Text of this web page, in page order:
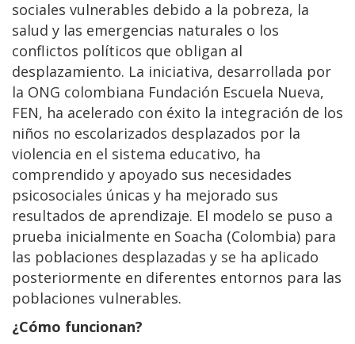
sociales vulnerables debido a la pobreza, la
salud y las emergencias naturales o los
conflictos políticos que obligan al
desplazamiento. La iniciativa, desarrollada por
la ONG colombiana Fundación Escuela Nueva,
FEN, ha acelerado con éxito la integración de los
niños no escolarizados desplazados por la
violencia en el sistema educativo, ha
comprendido y apoyado sus necesidades
psicosociales únicas y ha mejorado sus
resultados de aprendizaje. El modelo se puso a
prueba inicialmente en Soacha (Colombia) para
las poblaciones desplazadas y se ha aplicado
posteriormente en diferentes entornos para las
poblaciones vulnerables.
¿Cómo funcionan?